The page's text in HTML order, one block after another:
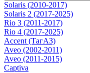
Solaris (2010-2017)
Solaris 2 (2017-2025)
Rio 3 (2011-2017)
Rio 4 (2017-2025)
Accent (ТагАЗ)
Aveo (2002-2011)
Aveo (2011-2015)
Captiva